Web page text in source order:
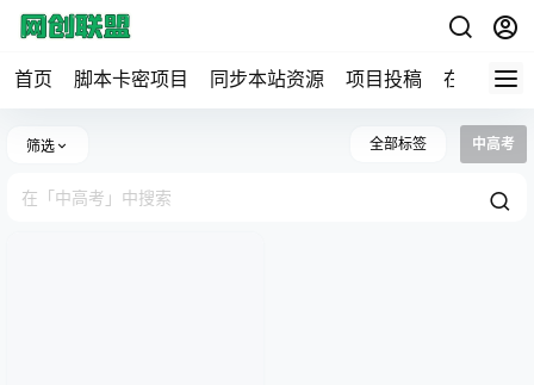
首页 脚本卡密项目 同步本站资源 项目投稿 在线工具
筛选 全部标签 中高考